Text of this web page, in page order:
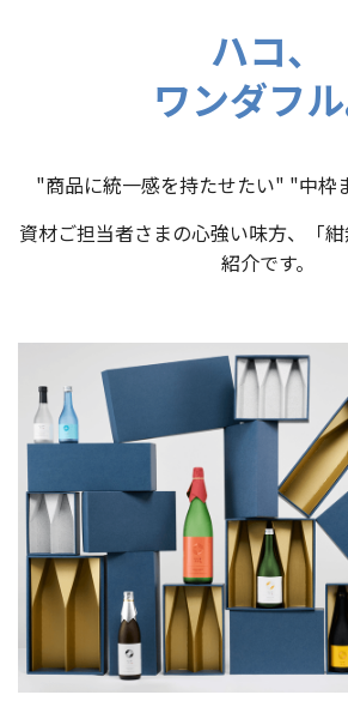
ハコ、
ワンダフル
"商品に統一感を持たせたい" "中枠
資材ご担当者さまの心強い味方、「
紹介です。